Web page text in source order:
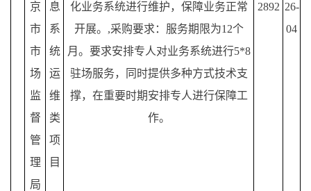
京
市
市
场
监
督
管
理
局
息
系
统
运
维
类
项
目
化业务系统进行维护，保障业务正常
开展。,采购要求：服务期限为12个
月。要求安排专人对业务系统进行5*8
驻场服务，同时提供多种方式技术支
撑，在重要时期安排专人进行保障工
作。
2892 26-
04